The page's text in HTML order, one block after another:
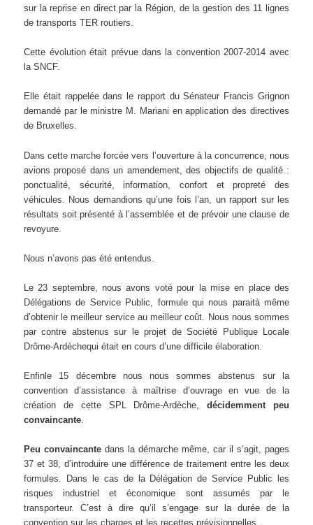
sur la reprise en direct par la Région, de la gestion des 11 lignes
de transports TER routiers.
Cette évolution était prévue dans la convention 2007-2014 avec
la SNCF.
Elle était rappelée dans le rapport du Sénateur Francis Grignon
demandé par le ministre M. Mariani en application des directives
de Bruxelles.
Dans cette marche forcée vers l’ouverture à la concurrence, nous
avions proposé dans un amendement, des objectifs de qualité :
ponctualité, sécurité, information, confort et propreté des
véhicules. Nous demandions qu’une fois l’an, un rapport sur les
résultats soit présenté à l’assemblée et de prévoir une clause de
revoyure.
Nous n’avons pas été entendus.
Le 23 septembre, nous avons voté pour la mise en place des
Délégations de Service Public, formule qui nous paraità même
d’obtenir le meilleur service au meilleur coût. Nous nous sommes
par contre abstenus sur le projet de Société Publique Locale
Drôme-Ardèchequi était en cours d’une difficile élaboration.
Enfinle 15 décembre nous nous sommes abstenus sur la
convention d’assistance à maîtrise d’ouvrage en vue de la
création de cette SPL Drôme-Ardèche,décidemment peu
convaincante
Peu convaincante dans la démarche même, car il s’agit, pages
37 et 38, d’introduire une différence de traitement entre les deux
formules. Dans le cas de la Délégation de Service Public les
risques industriel et économique sont assumés par le
transporteur. C’est à dire qu’il s’engage sur la durée de la
convention sur les charges et les recettes prévisionnelles,